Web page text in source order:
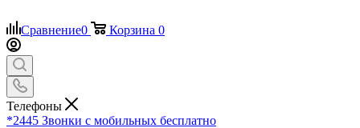
Сравнение0 Корзина 0
Телефоны
*2445 Звонки с мобильных бесплатно